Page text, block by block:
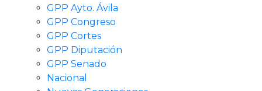
GPP Ayto. Ávila
GPP Congreso
GPP Cortes
GPP Diputación
GPP Senado
Nacional